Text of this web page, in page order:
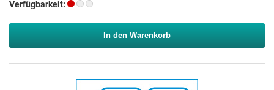
Verfügbarkeit:
In den Warenkorb